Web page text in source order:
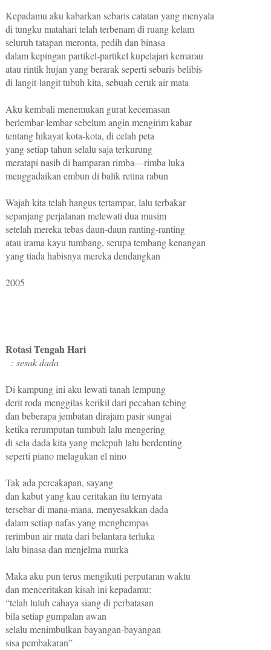
Kepadamu aku kabarkan sebaris catatan yang menyala
di tungku matahari telah terbenam di ruang kelam
seluruh tatapan meronta, pedih dan binasa
dalam kepingan partikel-partikel kupelajari kemarau
atau rintik hujan yang berarak seperti sebaris belibis
di langit-langit tubuh kita, sebuah ceruk air mata
Aku kembali menemukan gurat kecemasan
berlembar-lembar sebelum angin mengirim kabar
tentang hikayat kota-kota, di celah peta
yang setiap tahun selalu saja terkurung
meratapi nasib di hamparan rimba––rimba luka
menggadaikan embun di balik retina rabun
Wajah kita telah hangus tertampar, lalu terbakar
sepanjang perjalanan melewati dua musim
setelah mereka tebas daun-daun ranting-ranting
atau irama kayu tumbang, serupa tembang kenangan
yang tiada habisnya mereka dendangkan
2005
Rotasi Tengah Hari
: sesak dada
Di kampung ini aku lewati tanah lempung
derit roda menggilas kerikil dari pecahan tebing
dan beberapa jembatan dirajam pasir sungai
ketika rerumputan tumbuh lalu mengering
di sela dada kita yang melepuh lalu berdenting
seperti piano melagukan el nino
Tak ada percakapan, sayang
dan kabut yang kau ceritakan itu ternyata
tersebar di mana-mana, menyesakkan dada
dalam setiap nafas yang menghempas
rerimbun air mata dari belantara terluka
lalu binasa dan menjelma murka
Maka aku pun terus mengikuti perputaran waktu
dan menceritakan kisah ini kepadamu:
“telah luluh cahaya siang di perbatasan
bila setiap gumpalan awan
selalu menimbulkan bayangan-bayangan
sisa pembakaran”